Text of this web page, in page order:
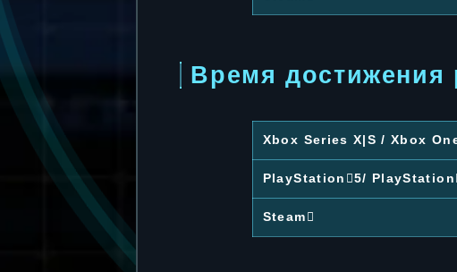
Время достижения
Xbox Series X|S / Xbox
PlayStation5/
Steam